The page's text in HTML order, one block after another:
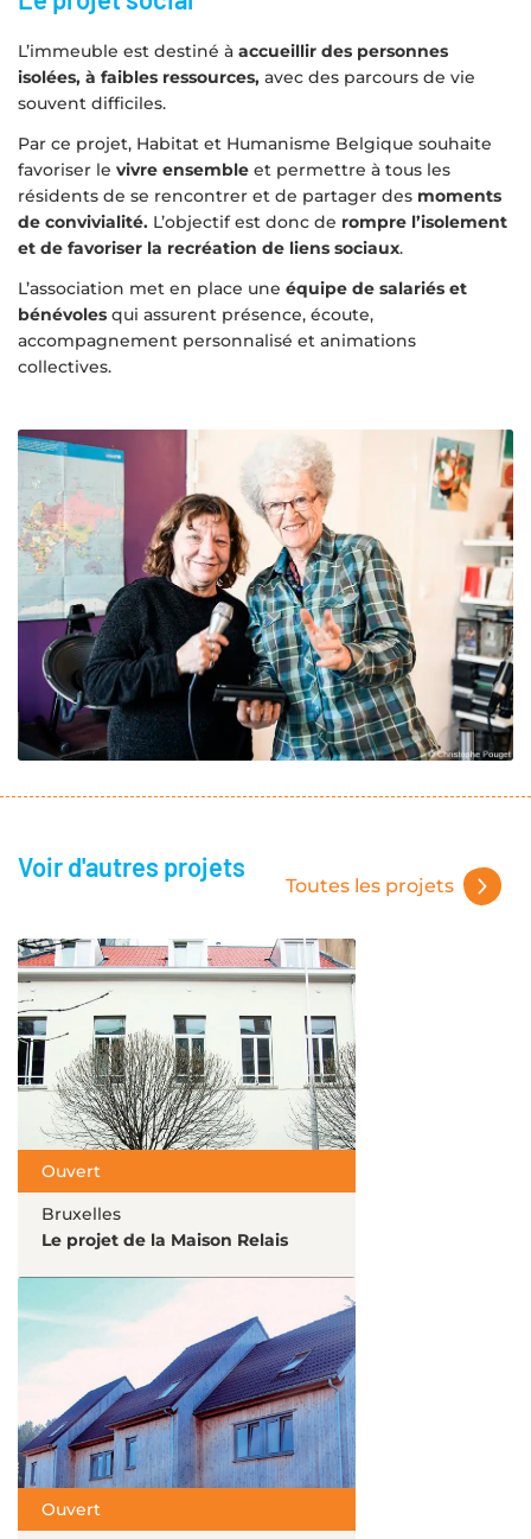
L’immeuble est destiné à accueillir des personnes
isolées, à faibles ressources, avec des parcours de vie
souvent difficiles.
Par ce projet, Habitat et Humanisme Belgique souhaite
favoriser le vivre ensemble et permettre à tous les
résidents de se rencontrer et de partager des moments
de convivialité. L’objectif est donc de rompre l’isolement
et de favoriser la recréation de liens sociaux.
L’association met en place une équipe de salariés et
bénévoles qui assurent présence, écoute,
accompagnement personnalisé et animations
collectives.
Toutes les projets
Voir d'autres projets
Ouvert
Bruxelles
Le projet de la Maison Relais
Ouvert